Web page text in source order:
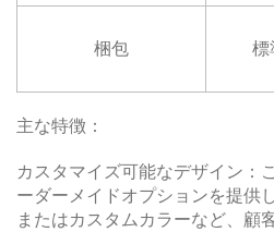
梱包 標
主な特徴：
カスタマイズ可能なデザイン：
ーダーメイドオプションを提供
またはカスタムカラーなど、顧